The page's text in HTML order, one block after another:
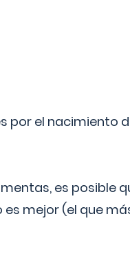
por el nacimiento
es posible
mejor (el que